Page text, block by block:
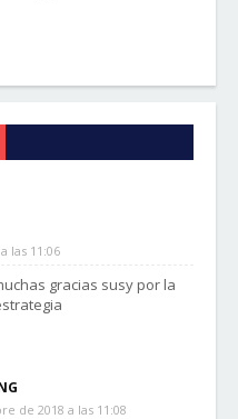
las 11:06
gracias susy por la
de 2018 a las 11:08